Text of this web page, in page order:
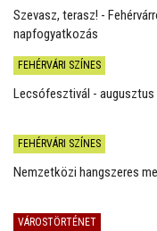
Szevasz, terasz! -
napfogyatkozás
FEHÉRVÁRI SZÍNES
Lecsófesztivál -
FEHÉRVÁRI SZÍNES
Nemzetközi hangszeres
VÁROSTÖRTÉNET